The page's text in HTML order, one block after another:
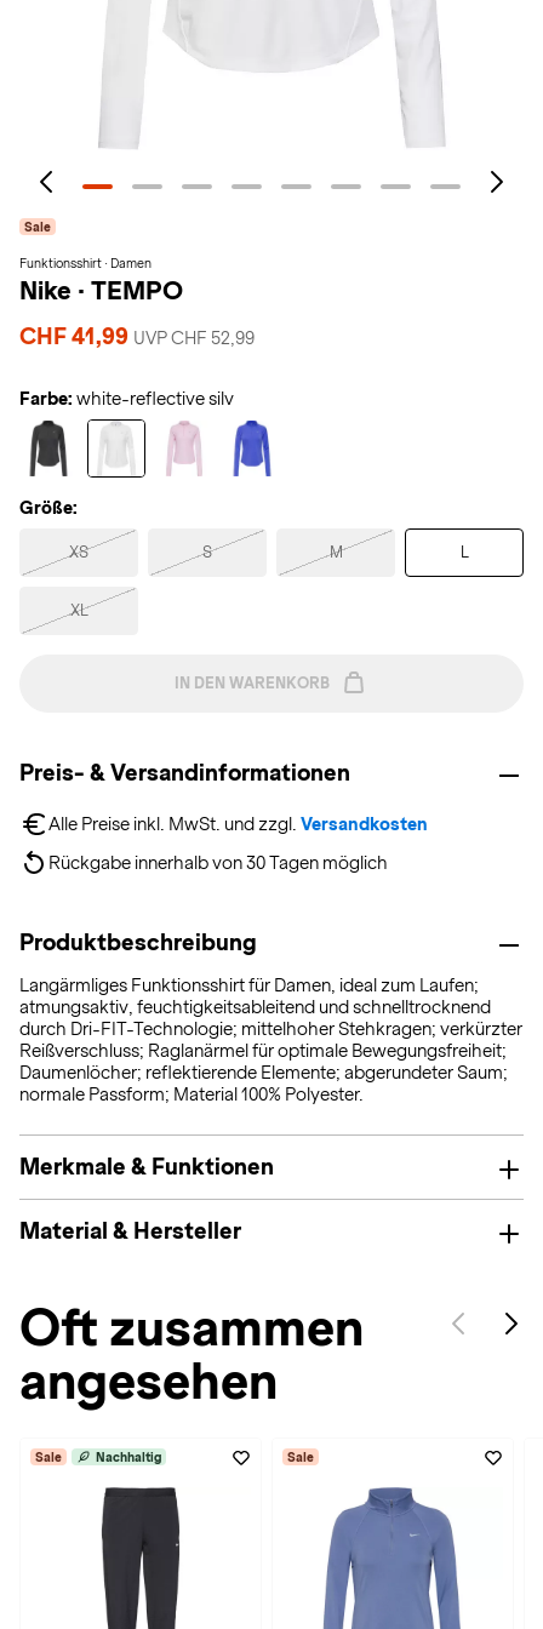
Sale
Funktionsshirt · Damen
Nike · TEMPO
CHF 41,99 UVP CHF 52,99
Farbe: white-reflective silv
Größe:
XS S M L
XL
IN DEN WARENKORB
Preis- & Versandinformationen
Alle Preise inkl. MwSt. und zzgl. Versandkosten
Rückgabe innerhalb von 30 Tagen möglich
Produktbeschreibung
Langärmliges Funktionsshirt für Damen, ideal zum Laufen;
atmungsaktiv, feuchtigkeitsableitend und schnelltrocknend
durch Dri-FIT-Technologie; mittelhoher Stehkragen; verkürzter
Reißverschluss; Raglanärmel für optimale Bewegungsfreiheit;
Daumenlöcher; reflektierende Elemente; abgerundeter Saum;
normale Passform; Material 100% Polyester.
Merkmale & Funktionen
Material & Hersteller
Oft zusammen
angesehen
Sale Nachhaltig Sale